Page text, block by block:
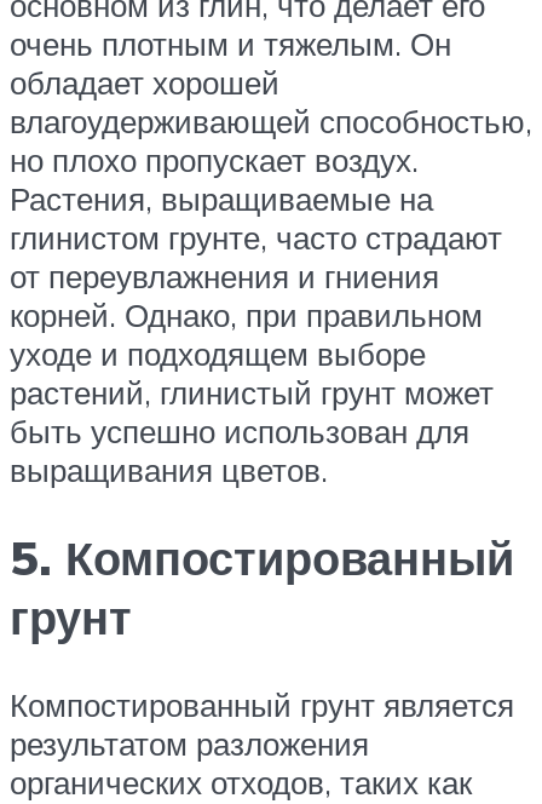
очень плотным и тяжелым. Он
обладает хорошей
влагоудерживающей способностью,
но плохо пропускает воздух.
Растения, выращиваемые на
глинистом грунте, часто страдают
от переувлажнения и гниения
корней. Однако, при правильном
уходе и подходящем выборе
растений, глинистый грунт может
быть успешно использован для
выращивания цветов.
5. Компостированный
грунт
Компостированный грунт является
результатом разложения
органических отходов, таких как